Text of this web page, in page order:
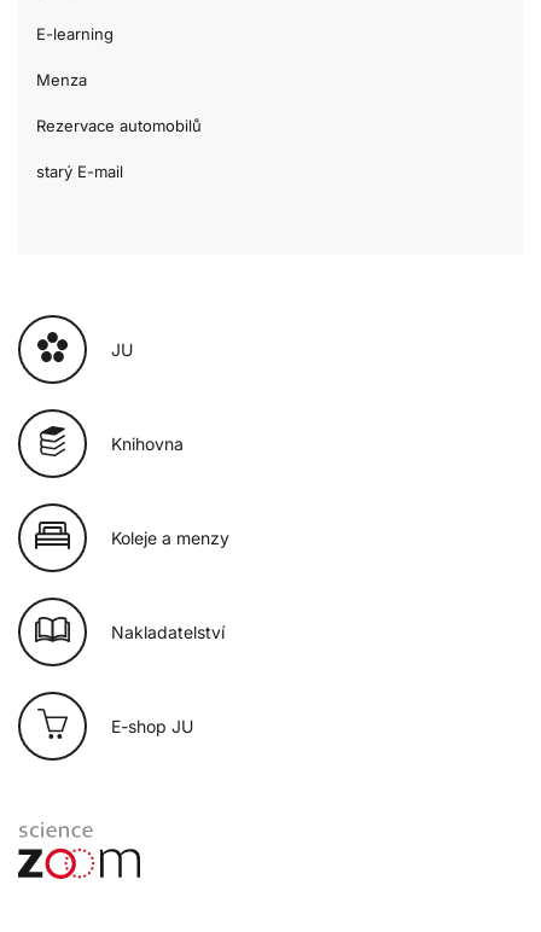
E-learning
Menza
Rezervace automobilů
starý E-mail
JU
Knihovna
Koleje a menzy
Nakladatelství
E-shop JU